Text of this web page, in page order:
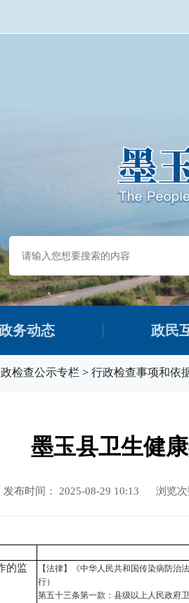
务动态 政民
检查公示专栏 > 行政检查事项和依
墨玉县卫生健
发布时间： 2025-08-29 10:13 浏览次
的监
【法律】《中华人民共和国传染病防治
行）
第五十三条第一款：县级以上人民政府